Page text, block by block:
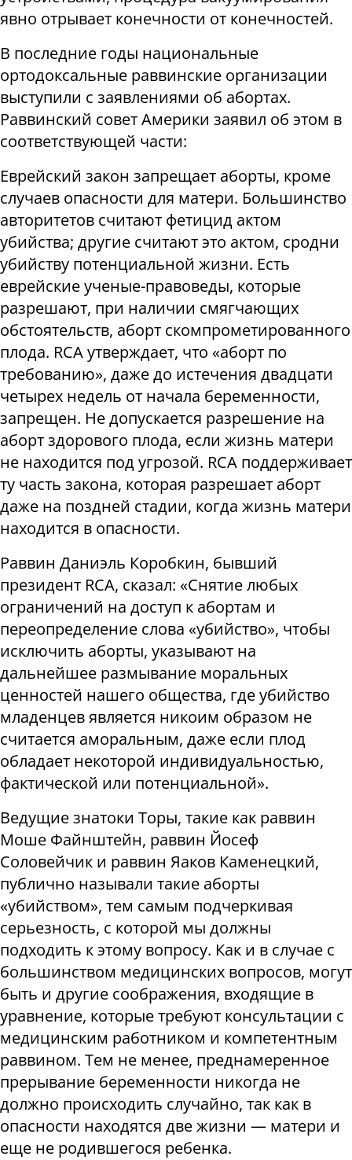
явно отрывает конечности от конечностей.
В последние годы национальные
ортодоксальные раввинские организации
выступили с заявлениями об абортах.
Раввинский совет Америки заявил об этом в
соответствующей части:
Еврейский закон запрещает аборты, кроме
случаев опасности для матери. Большинство
авторитетов считают фетицид актом
убийства; другие считают это актом, сродни
убийству потенциальной жизни. Есть
еврейские ученые-правоведы, которые
разрешают, при наличии смягчающих
обстоятельств, аборт скомпрометированного
плода. RCA утверждает, что «аборт по
требованию», даже до истечения двадцати
четырех недель от начала беременности,
запрещен. Не допускается разрешение на
аборт здорового плода, если жизнь матери
не находится под угрозой. RCA поддерживает
ту часть закона, которая разрешает аборт
даже на поздней стадии, когда жизнь матери
находится в опасности.
Раввин Даниэль Коробкин, бывший
президент RCA, сказал: «Снятие любых
ограничений на доступ к абортам и
переопределение слова «убийство», чтобы
исключить аборты, указывают на
дальнейшее размывание моральных
ценностей нашего общества, где убийство
младенцев является никоим образом не
считается аморальным, даже если плод
обладает некоторой индивидуальностью,
фактической или потенциальной».
Ведущие знатоки Торы, такие как раввин
Моше Файнштейн, раввин Йосеф
Соловейчик и раввин Яаков Каменецкий,
публично называли такие аборты
«убийством», тем самым подчеркивая
серьезность, с которой мы должны
подходить к этому вопросу. Как и в случае с
большинством медицинских вопросов, могут
быть и другие соображения, входящие в
уравнение, которые требуют консультации с
медицинским работником и компетентным
раввином. Тем не менее, преднамеренное
прерывание беременности никогда не
должно происходить случайно, так как в
опасности находятся две жизни — матери и
еще не родившегося ребенка.